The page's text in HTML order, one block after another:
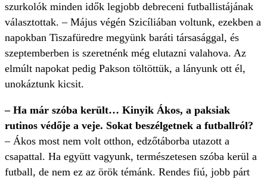
szurkolók minden idők legjobb debreceni futballistájának
választottak. – Május végén Szicíliában voltunk, ezekben a
napokban Tiszafüredre megyünk baráti társasággal, és
szeptemberben is szeretnénk még elutazni valahova. Az
elmúlt napokat pedig Pakson töltöttük, a lányunk ott él,
unokáztunk kicsit.
– Ha már szóba került… Kinyik Ákos, a paksiak
rutinos védője a veje. Sokat beszélgetnek a futballról?
– Ákos most nem volt otthon, edzőtáborba utazott a
csapattal. Ha együtt vagyunk, természetesen szóba kerül a
futball, de nem ez az örök témánk. Rendes fiú, jobb párt